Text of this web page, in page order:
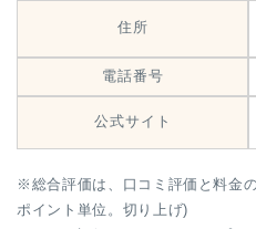
住所
電話番号
公式サイト
※総合評価は、口コミ評価と料金
ポイント単位。切り上げ)